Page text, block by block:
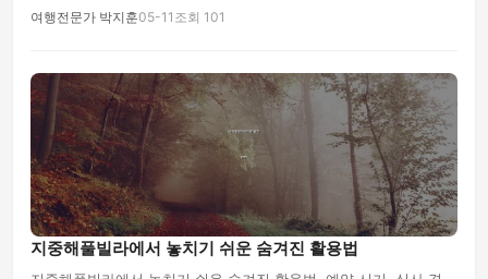
여행전문가 박지훈05-11 조회 101
지중해풀빌라에서 놓치기 쉬운 숨겨진 활용법